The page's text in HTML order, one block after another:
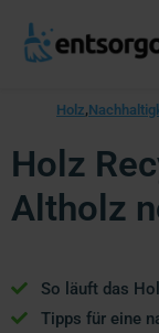
Holz,
Holz
Altholz
So läuft das
Tipps für eine